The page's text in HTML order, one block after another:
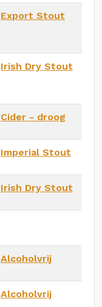
Export Stout
Irish Dry Stout
Cider - droog
Imperial Stout
Irish Dry Stout
Alcoholvrij
Alcoholvrij